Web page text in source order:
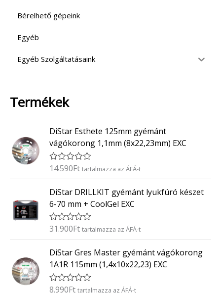
Bérelhető gépeink
Egyéb
Egyéb Szolgáltatásaink
Termékek
DiStar Esthete 125mm gyémánt
vágókorong 1,1mm (8x22,23mm) EXC
É
é
k
e
l
s
:
/
5
14.590Ft tartalmazza az ÁFÁ-t
DiStar DRILLKIT gyémánt lyukfúró készet
6-70 mm + CoolGel EXC
É
é
k
e
l
é
s
31.900Ft tartalmazza az ÁFÁ-t
DiStar Gres Master gyémánt vágókorong
1A1R 115mm (1,4x10x22,23) EXC
É
8.990Ft tartalmazza az ÁFÁ-t